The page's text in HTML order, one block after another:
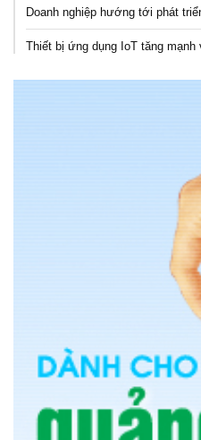
Doanh nghiệp hướng tới phát
Thiết bị ứng dụng IoT tăng